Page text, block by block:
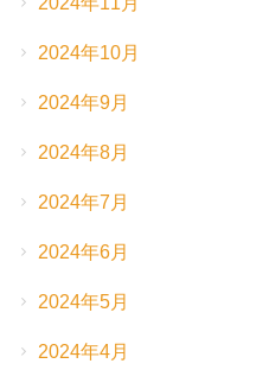
2024年10月
2024年9月
2024年8月
2024年7月
2024年6月
2024年5月
2024年4月